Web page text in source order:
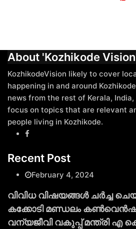
About 'Kozhikode
KozhikodeVision likely to cover
happening in and around
news from the rest of Kerala,
focus on topics that are relevant
people living in Kozhikode.
Recent Post
February 4, 2024
വിവിധ വിഷയങ്ങള്‍ ചര്‍ച്ച
കക്കോടി മണ്ഡലം
വന്യജീവി വകുപ്പ് മന്ത്രി എ